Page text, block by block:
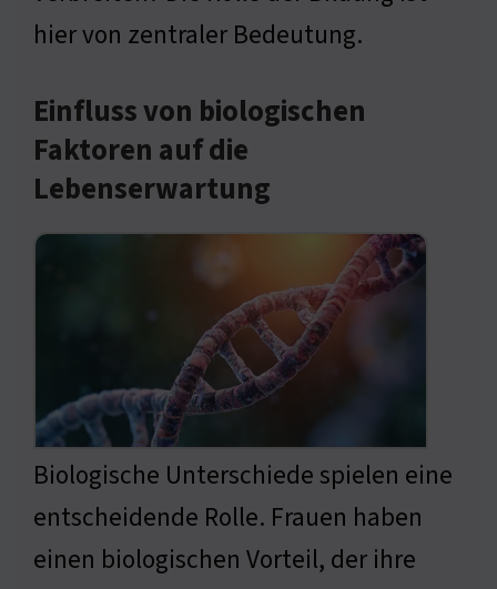
hier von zentraler Bedeutung.
Einfluss von biologischen
Faktoren auf die
Lebenserwartung
Biologische Unterschiede spielen eine
entscheidende Rolle. Frauen haben
einen biologischen Vorteil, der ihre